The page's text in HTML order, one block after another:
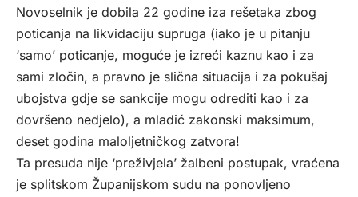
Novoselnik je dobila 22 godine iza rešetaka zbog
poticanja na likvidaciju supruga (iako je u pitanju
‘samo’ poticanje, moguće je izreći kaznu kao i za
sami zločin, a pravno je slična situacija i za pokušaj
ubojstva gdje se sankcije mogu odrediti kao i za
dovršeno nedjelo), a mladić zakonski maksimum,
deset godina maloljetničkog zatvora!
Ta presuda nije ‘preživjela’ žalbeni postupak, vraćena
je splitskom Županijskom sudu na ponovljeno